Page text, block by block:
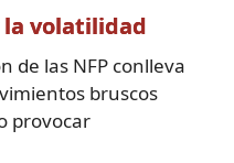
la volatilidad
de las NFP conlleva
bruscos
provocar